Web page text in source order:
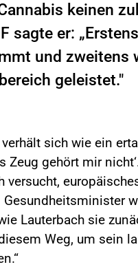
keinen
sagte er:
und zweitens
geleistet."
sich wie ein
gehört mir
versucht,
Lauterbach sie
Weg, um sein